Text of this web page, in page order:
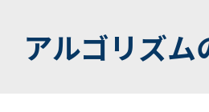
アルゴリズム